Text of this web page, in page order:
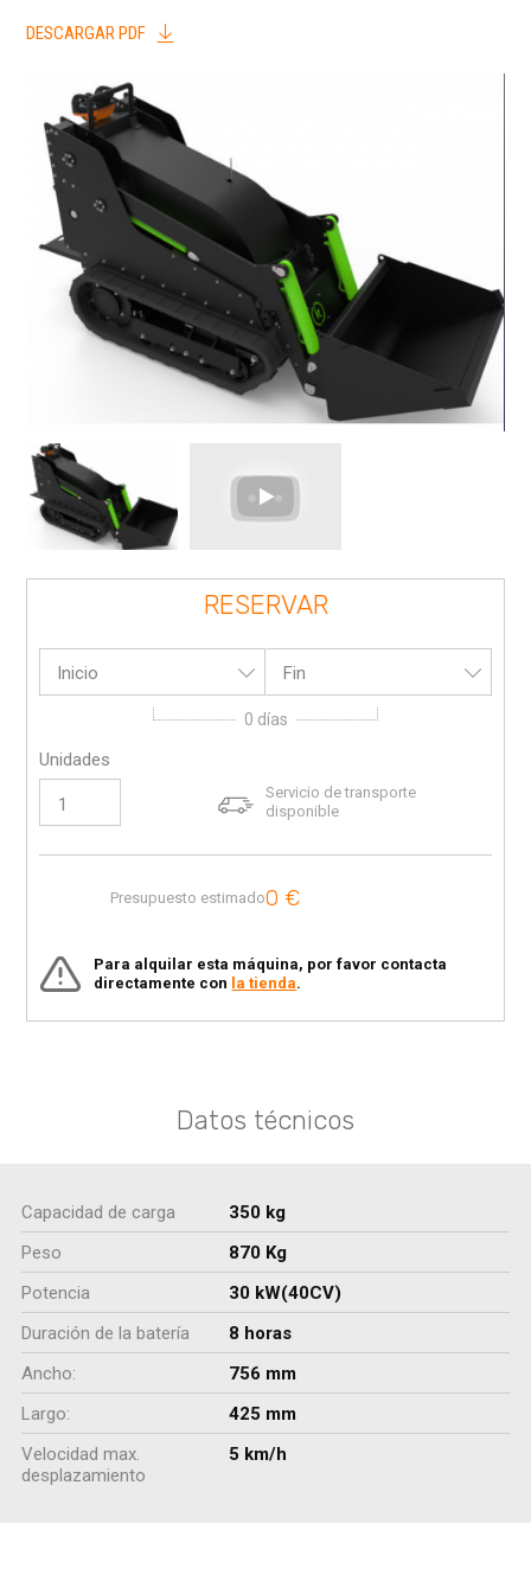
DESCARGAR PDF
RESERVAR
Inicio Fin
0 días
Unidades
Servicio de transporte
disponible
Presupuesto estimado0 €
Para alquilar esta máquina, por favor contacta
directamente con la tienda.
Datos técnicos
Capacidad de carga
350 kg
Peso
870 Kg
Potencia
30 kW(40CV)
Duración de la batería
8 horas
Ancho:
756 mm
Largo:
425 mm
Velocidad max.
desplazamiento
5 km/h